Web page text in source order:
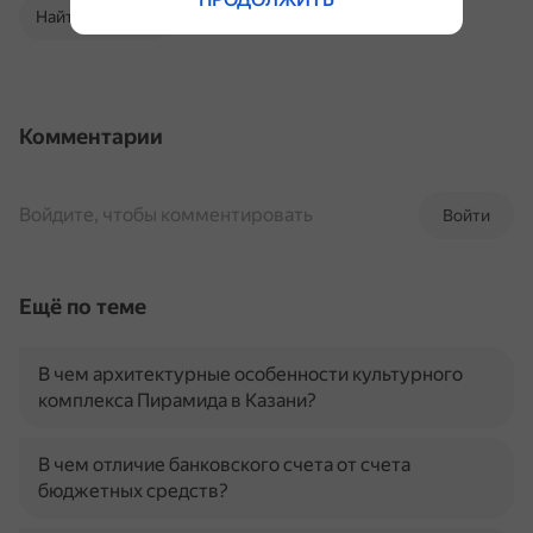
Найти в Поиске
Комментарии
Войти
Войдите, чтобы комментировать
Ещё по теме
В чем архитектурные особенности культурного
комплекса Пирамида в Казани?
В чем отличие банковского счета от счета
бюджетных средств?